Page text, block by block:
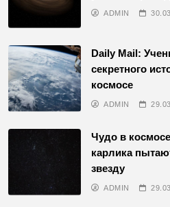
ADMIN
Daily Mail:
секретного
космосе
ADMIN
Чудо в
карлика
звезду
ADMIN